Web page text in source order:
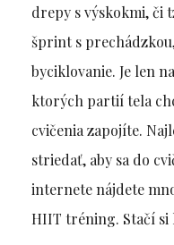
drepy s výskokmi, či
šprint s
byciklovanie. Je len
ktorých partií tela
cvičenia zapojíte.
striedať, aby sa do
internete nájdete
HIIT tréning. Stačí si